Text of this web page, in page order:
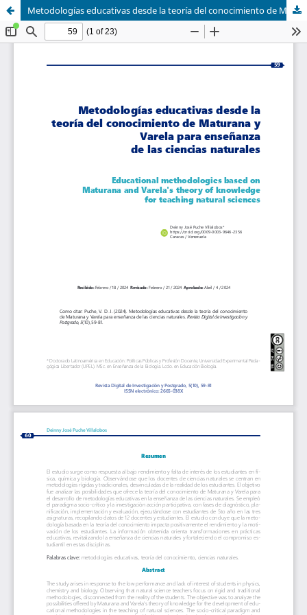
Metodologías educativas desde la teoría del conocimiento de Maturana y Varela para enseñanza de las ciencias naturales.